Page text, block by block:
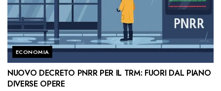
ECONOMIA
NUOVO DECRETO PNRR PER IL TRM: FUORI DAL PIANO
DIVERSE OPERE